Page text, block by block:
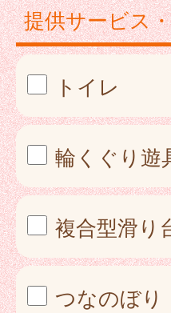
提供サービス
トイレ
輪くぐり遊
複合型滑り
つなのぼり